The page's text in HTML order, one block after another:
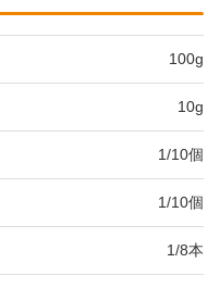
100g
10g
1/10個
1/10個
1/8本